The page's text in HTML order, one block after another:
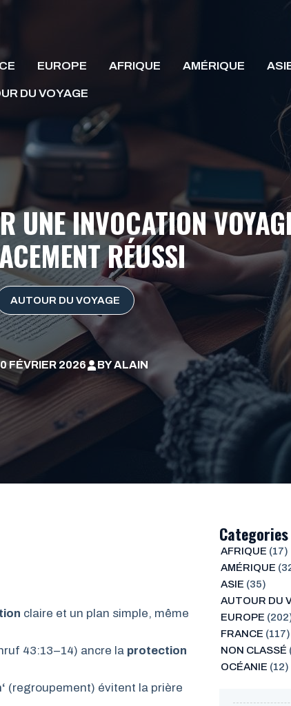
EUROPE AFRIQUE AMÉRIQUE
DU VOYAGE
UNE INVOCATION
RÉUSSI
AUTOUR DU VOYAGE
FÉVRIER 2026 BYALAIN
claire et un plan simple, même
43:13–14) ancre la protection
(regroupement) évitent la prière
Categories
AFRIQUE (17)
AMÉRIQUE
ASIE (35)
AUTOUR DU
EUROPE
FRANCE (117)
NON CLASSÉ
OCÉANIE (12)